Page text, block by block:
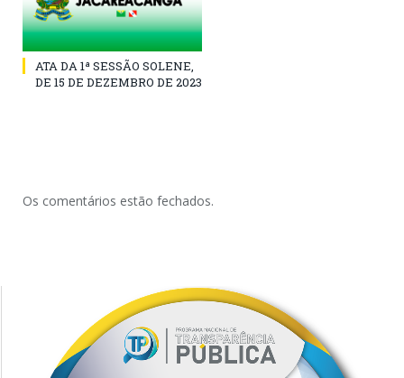
ATA DA 1ª SESSÃO SOLENE,
DE 15 DE DEZEMBRO DE 2023
Os comentários estão fechados.